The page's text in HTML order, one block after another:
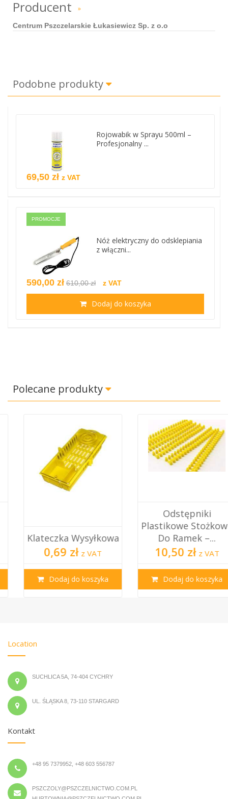
Producent »
Centrum Pszczelarskie Łukasiewicz Sp. z o.o
Podobne produkty
Rojowabik w Sprayu 500ml –
Profesjonalny ...
69,50 zł z VAT
PROMOCJE
Nóż elektryczny do odsklepiania
z włączni...
590,00 zł 610,00 zł z VAT
Dodaj do koszyka
Polecane produkty
Klateczka Wysyłkowa
0,69 zł z VAT
Dodaj do koszyka
Odstępniki
Plastikowe Stożkowe
Do Ramek –...
10,50 zł z VAT
Dodaj do koszyka
Location
SUCHLICA 5A, 74-404 CYCHRY
UL. ŚLĄSKA 8, 73-110 STARGARD
Kontakt
+48 95 7379952, +48 603 556787
PSZCZOLY@PSZCZELNICTWO.COM.PL